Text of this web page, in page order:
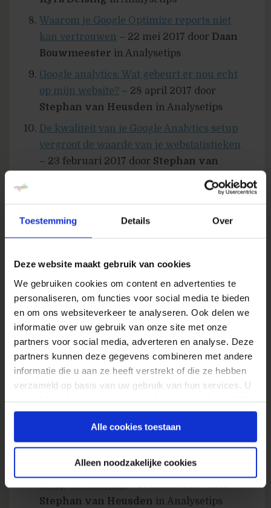
Toestemming Details Over
Deze website maakt gebruik van cookies
We gebruiken cookies om content en advertenties te
personaliseren, om functies voor social media te bieden
en om ons websiteverkeer te analyseren. Ook delen we
informatie over uw gebruik van onze site met onze
partners voor social media, adverteren en analyse. Deze
partners kunnen deze gegevens combineren met andere
informatie die u aan ze heeft verstrekt of die ze hebben
verzameld op basis van uw gebruik van hun services. U
gebruiken.
Alle cookies toestaan
Alleen noodzakelijke cookies
Waarom je Google Optimize reports niet
kan vertrouwen – 22 mei 2017 door Daan
Bouwmeester in Analysetips
Google analytics: Wat gebeurt er nou echt
op mijn website? – 28 april 2017 door
Stephan van Heusden in Analysetips
De kwaliteit van je Google Analytics setup
vergroot de waarde van je webstatistieken
– 23 februari 2017 door Stephan van
Conversie optimalisatie bij kleine aantallen
– 2 oktober 2017 doorAnouk Erens
in
Analytics)– 18 oktober 2017 door
Bouwmeesterin Analysetips
Hoe doe je een goed keyword onderzoek?
15 juni 2017 doorJordi Bronin
Conversietips
Google Analytics: de conversie van je
website meten – 31 mei 2017 door Stephan
van Heusden
Google Analytics Segmenten in Google
Data Studio– 28 maart 2017 door
den Bergin Analysetips
Google Analytics account en tracking
setup, je startpunt– 16 maart 2017 door
Stephan van Heusden in Analysetips